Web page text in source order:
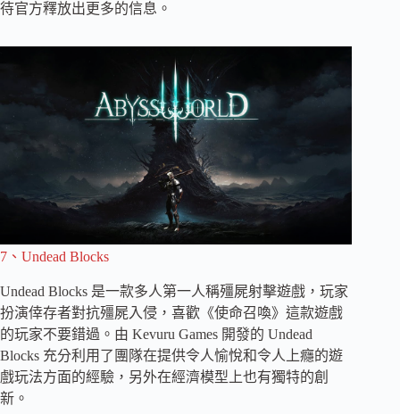
待官方釋放出更多的信息。
7、Undead Blocks
Undead Blocks 是一款多人第一人稱殭屍射擊遊戲，玩家
扮演倖存者對抗殭屍入侵，喜歡《使命召喚》這款遊戲
的玩家不要錯過。由 Kevuru Games 開發的 Undead
Blocks 充分利用了團隊在提供令人愉悅和令人上癮的遊
戲玩法方面的經驗，另外在經濟模型上也有獨特的創
新。